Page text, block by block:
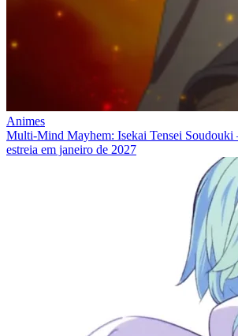
Animes
Multi-Mind Mayhem: Isekai Tensei Soudouki
estreia em janeiro de 2027